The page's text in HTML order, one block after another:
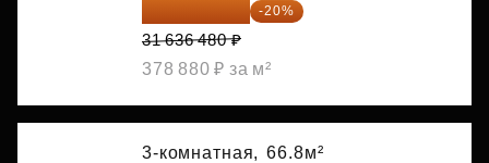
25 309 184 ₽ -20%
31 636 480 ₽
378 880 ₽ за м²
3-комнатная, 66.8м²